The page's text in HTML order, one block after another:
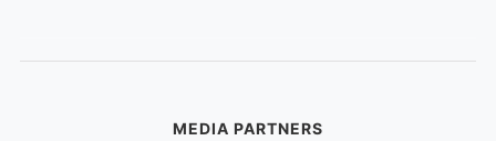
MEDIA PARTNERS